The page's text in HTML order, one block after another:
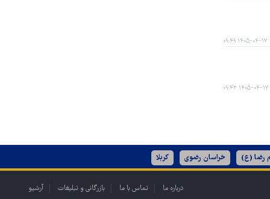
۱۴۰۵-۰۴-۱۷ ۰۹:۴۹
۱۴۰۵-۰۴-۱۷ ۰۹:۴۳
رضا (ع) خراسان رضوی کربلا
درباره ما تماس با ما بازرگانی و تبلیغات آرشیو